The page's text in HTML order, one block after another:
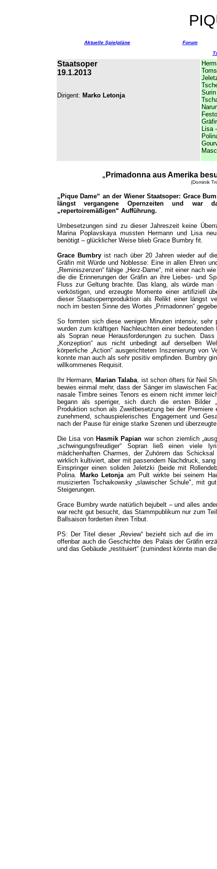
Aktuelle Spielpläne
Forum
Staatsoper
19.1.2013
Dirigent: Marko Letonja
Lisa -
„ Primadonna aus Amerika
(Dominik
„Pique Dame“ an der Wiener Staatsoper: Grace
längst vergangene Opernzeiten und war
„repertoiremäßigen“ Aufführung.
Umbesetzungen sind zu dieser Jahreszeit keine
Marina Poplavskaya mussten Hermann und Lisa
benötigt – glücklicher Weise blieb Grace Bumbry fit.
Grace Bumbry ist nach über 20 Jahren wieder auf
Gräfin mit Würde und Noblesse: Eine in allen Ehren
„Reminiszenzen“ fähige „Herz-Dame“, mit einer nach
die die Erinnerungen der Gräfin an ihre Liebes- und
Fluss zur Geltung brachte. Das klang, als würde man
verköstigen, und erzeugte Momente einer artifiziell
dieser Staatsopernproduktion als Relikt einer längst
noch im besten Sinne des Wortes „Primadonnen“
So formten sich diese wenigen Minuten intensiv, sehr
wurden zum kräftigen Nachleuchten einer
als Sopran neue Herausforderungen zu suchen.
„Konzeption“ aus nicht unbedingt auf derselben
körperliche „Action“ ausgerichteten Inszenierung von
konnte man auch als sehr positiv empfinden. Bumbry
willkommenes Requisit.
Ihr Hermann, Marian Talaba, ist schon öfters für Neil
bewies einmal mehr, dass der Sänger im slawischen
nasale Timbre seines Tenors es einem nicht immer
begann als sperriger, sich durch die ersten Bilder
Produktion schon als Zweitbesetzung bei der
zunehmend, schauspielerisches Engagement und
nach der Pause für einige starke Szenen und
Die Lisa von Hasmik Papian war schon ziemlich
„schwingungsfreudiger“ Sopran ließ einen viele
mädchenhaften Charmes, der Zuhörern das
wirklich kultiviert, aber mit passendem Nachdruck,
Einspringer einen soliden Jeletzki (beide mit
Polina.
Marko Letonjaam Pult wirkte bei seinem
musizierten Tschaikowsky „slawischer Schule", mit
Steigerungen.
Grace Bumbry wurde natürlich bejubelt – und alles
war recht gut besucht, das Stammpublikum nur zum
Ballsaison forderten ihren Tribut.
PS: Der Titel dieser „Review“ bezieht sich auf die
offenbar auch die Geschichte des Palais der Gräfin
und das Gebäude „restituiert“ (zumindest könnte man